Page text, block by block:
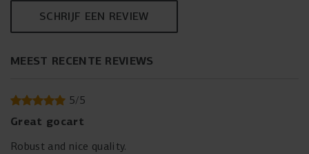
SCHRIJF EEN REVIEW
MEEST RECENTE REVIEWS
5/5
Great gocart
Robust and nice quality.